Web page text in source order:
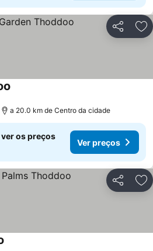
Partilhar
a 20.0 km de Centro da cidade
os preços
Ver preços
Partilhar